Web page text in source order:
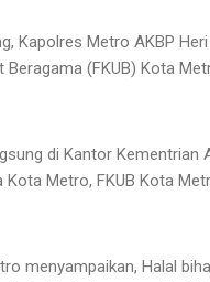
Kapolres Metro AKBP
Beragama (FKUB) Kota
di Kantor
Metro, FKUB Kota
menyampaikan, Halal